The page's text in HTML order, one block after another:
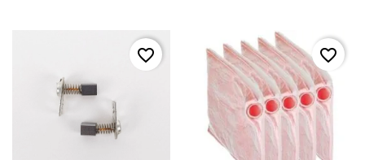
favorite_border favorite_border